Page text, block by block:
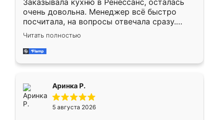
Заказывала кухню в Ренессанс, осталась
очень довольна. Менеджер всё быстро
посчитала, на вопросы отвечала сразу.
Замерщик приехал в субботу, подошёл к
делу со всей ответственностью. Собрали
за день, ребята работали аккуратно, даже
Читать полностью
Аринка Р.
5 августа 2026